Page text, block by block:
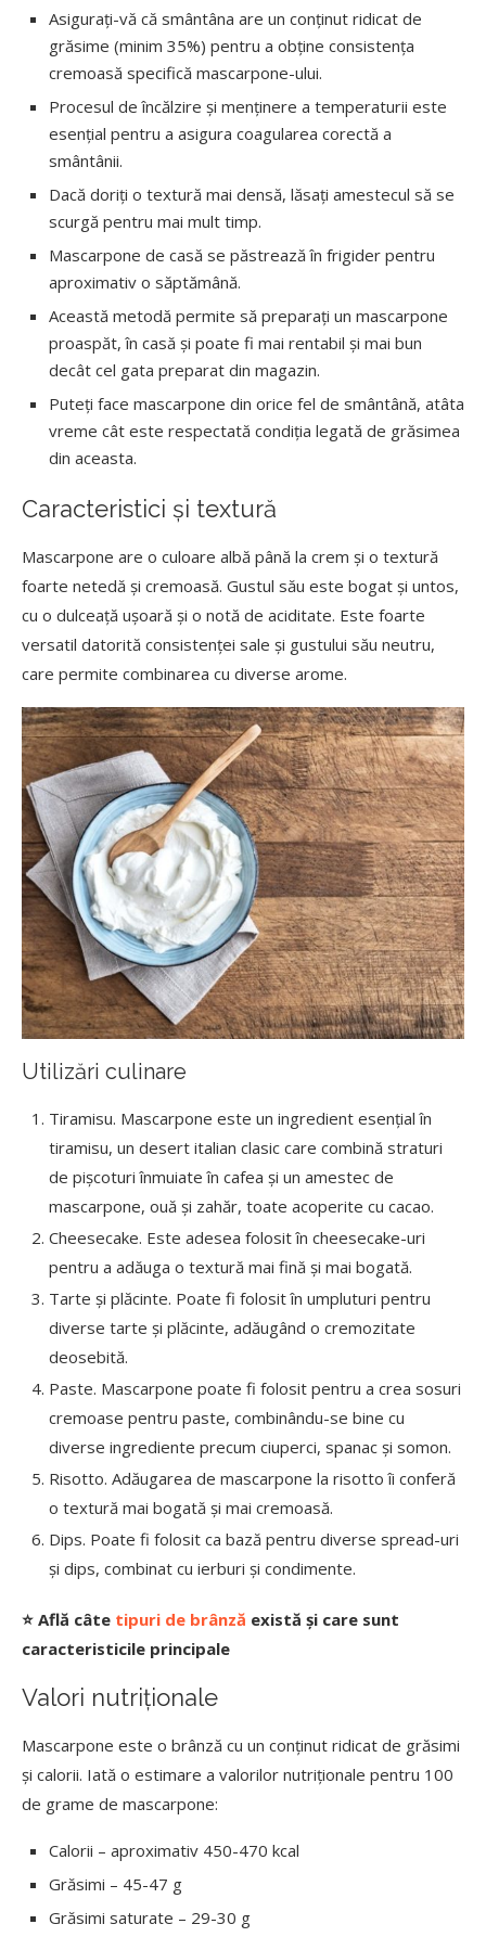
Asigurați-vă că smântâna are un conținut ridicat de
grăsime (minim 35%) pentru a obține consistența
cremoasă specifică mascarpone-ului.
Procesul de încălzire și menținere a temperaturii este
esențial pentru a asigura coagularea corectă a
smântânii.
Dacă doriți o textură mai densă, lăsați amestecul să se
scurgă pentru mai mult timp.
Mascarpone de casă se păstrează în frigider pentru
aproximativ o săptămână.
Această metodă permite să preparați un mascarpone
proaspăt, în casă și poate fi mai rentabil și mai bun
decât cel gata preparat din magazin.
Puteți face mascarpone din orice fel de smântână, atâta
vreme cât este respectată condiția legată de grăsimea
din aceasta.
Caracteristici și textură
Mascarpone are o culoare albă până la crem și o textură
foarte netedă și cremoasă. Gustul său este bogat și untos,
cu o dulceață ușoară și o notă de aciditate. Este foarte
versatil datorită consistenței sale și gustului său neutru,
care permite combinarea cu diverse arome.
Utilizări culinare
Tiramisu. Mascarpone este un ingredient esențial în
tiramisu, un desert italian clasic care combină straturi
de pișcoturi înmuiate în cafea și un amestec de
mascarpone, ouă și zahăr, toate acoperite cu cacao.
Cheesecake. Este adesea folosit în cheesecake-uri
pentru a adăuga o textură mai fină și mai bogată.
Tarte și plăcinte. Poate fi folosit în umpluturi pentru
diverse tarte și plăcinte, adăugând o cremozitate
deosebită.
Paste. Mascarpone poate fi folosit pentru a crea sosuri
cremoase pentru paste, combinându-se bine cu
diverse ingrediente precum ciuperci, spanac și somon.
Risotto. Adăugarea de mascarpone la risotto îi conferă
o textură mai bogată și mai cremoasă.
Dips. Poate fi folosit ca bază pentru diverse spread-uri
și dips, combinat cu ierburi și condimente.
⭐ Află câte tipuri de brânză există și care sunt
caracteristicile principale
Valori nutriționale
Mascarpone este o brânză cu un conținut ridicat de grăsimi
și calorii. Iată o estimare a valorilor nutriționale pentru 100
de grame de mascarpone:
Calorii – aproximativ 450-470 kcal
Grăsimi – 45-47 g
Grăsimi saturate – 29-30 g